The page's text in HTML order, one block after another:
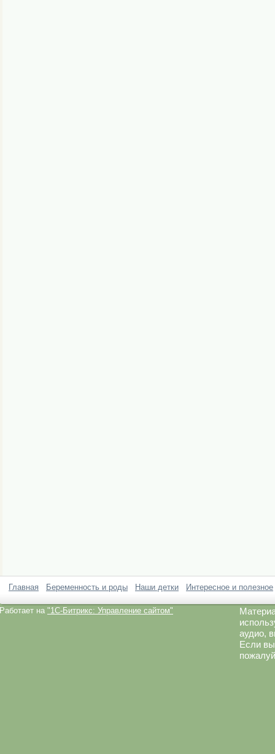
Главная Беременность и роды Наши детки Интересное и полезное
Работает на "1C-Битрикс: Управление сайтом"
аудио,
Если вы